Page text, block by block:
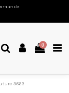
0
3863